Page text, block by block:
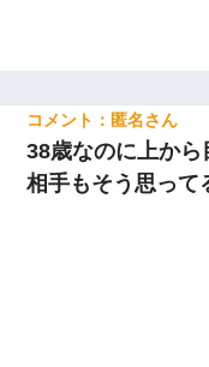
匿名
38歳なのに上から
相手もそう思って